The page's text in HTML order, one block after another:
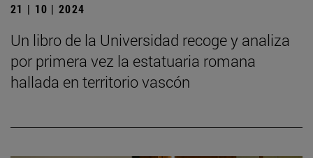
21 | 10 | 2024
Un libro de la Universidad recoge y analiza
por primera vez la estatuaria romana
hallada en territorio vascón